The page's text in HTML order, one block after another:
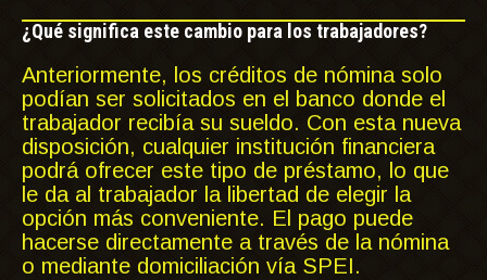
¿Qué significa este cambio para los trabajadores?
Anteriormente, los créditos de nómina solo
podían ser solicitados en el banco donde el
trabajador recibía su sueldo. Con esta nueva
disposición, cualquier institución financiera
podrá ofrecer este tipo de préstamo, lo que
le da al trabajador la libertad de elegir la
opción más conveniente. El pago puede
hacerse directamente a través de la nómina
o mediante domiciliación vía SPEI.